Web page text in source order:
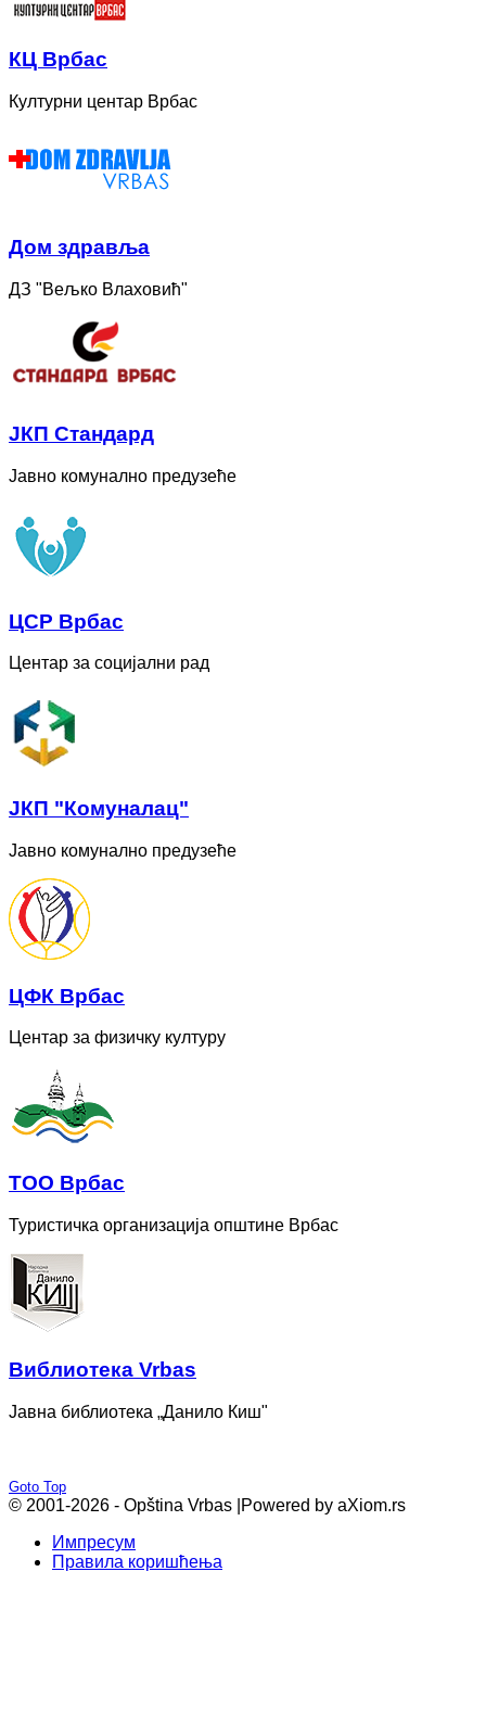
КЦ Врбас
Културни центар Врбас
Дом здравља
ДЗ "Вељко Влаховић"
ЈКП Стандард
Јавно комунално предузеће
ЦСР Врбас
Центар за социјални рад
ЈКП "Комуналац"
Јавно комунално предузеће
ЦФК Врбас
Центар за физичку културу
ТОО Врбас
Туристичка организација општине Врбас
Bиблиотека Vrbas
Јавна библиотека „Данило Киш"
Goto Top
© 2001-2026 - Opština Vrbas | Powered by aXiom.rs
Импресум
Правила коришћења